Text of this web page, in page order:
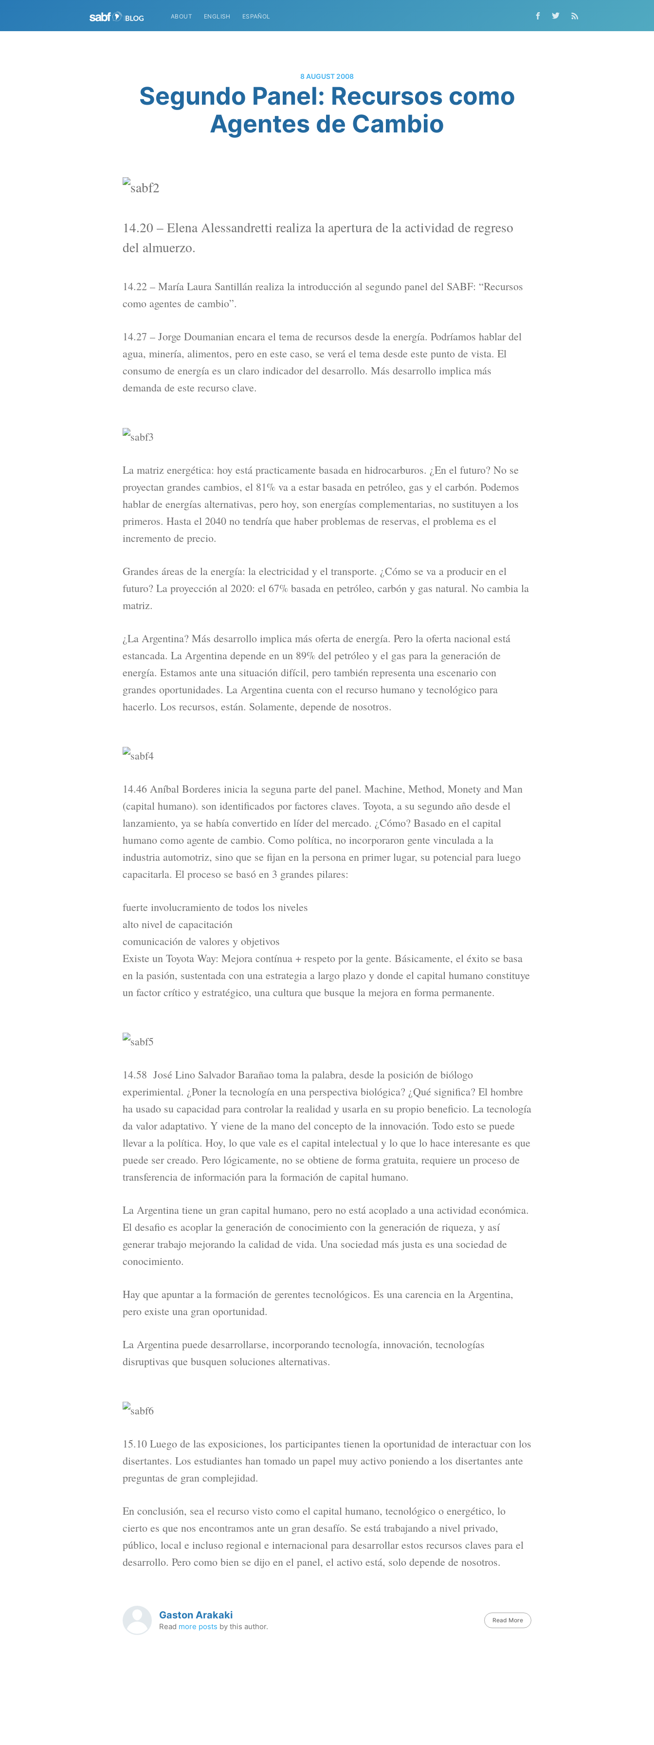
ABOUT ENGLISH ESPAÑOL
8 AUGUST 2008
Segundo Panel: Recursos como
Agentes de Cambio
14.20 – Elena Alessandretti realiza la apertura de la actividad de regreso
del almuerzo.
14.22 – María Laura Santillán realiza la introducción al segundo panel del SABF: “Recursos
como agentes de cambio”.
14.27 – Jorge Doumanian encara el tema de recursos desde la energía. Podríamos hablar del
agua, minería, alimentos, pero en este caso, se verá el tema desde este punto de vista. El
consumo de energía es un claro indicador del desarrollo. Más desarrollo implica más
demanda de este recurso clave.
La matriz energética: hoy está practicamente basada en hidrocarburos. ¿En el futuro? No se
proyectan grandes cambios, el 81% va a estar basada en petróleo, gas y el carbón. Podemos
hablar de energías alternativas, pero hoy, son energías complementarias, no sustituyen a los
primeros. Hasta el 2040 no tendría que haber problemas de reservas, el problema es el
incremento de precio.
Grandes áreas de la energía: la electricidad y el transporte. ¿Cómo se va a producir en el
futuro? La proyección al 2020: el 67% basada en petróleo, carbón y gas natural. No cambia la
matriz.
¿La Argentina? Más desarrollo implica más oferta de energía. Pero la oferta nacional está
estancada. La Argentina depende en un 89% del petróleo y el gas para la generación de
energía. Estamos ante una situación difícil, pero también representa una escenario con
grandes oportunidades. La Argentina cuenta con el recurso humano y tecnológico para
hacerlo. Los recursos, están. Solamente, depende de nosotros.
14.46 Aníbal Borderes inicia la seguna parte del panel. Machine, Method, Monety and Man
(capital humano). son identificados por factores claves. Toyota, a su segundo año desde el
lanzamiento, ya se había convertido en líder del mercado. ¿Cómo? Basado en el capital
humano como agente de cambio. Como política, no incorporaron gente vinculada a la
industria automotriz, sino que se fijan en la persona en primer lugar, su potencial para luego
capacitarla. El proceso se basó en 3 grandes pilares:
fuerte involucramiento de todos los niveles
alto nivel de capacitación
comunicación de valores y objetivos
Existe un Toyota Way: Mejora contínua + respeto por la gente. Básicamente, el éxito se basa
en la pasión, sustentada con una estrategia a largo plazo y donde el capital humano constituye
un factor crítico y estratégico, una cultura que busque la mejora en forma permanente.
14.58 José Lino Salvador Barañao toma la palabra, desde la posición de biólogo
experimiental. ¿Poner la tecnología en una perspectiva biológica? ¿Qué significa? El hombre
ha usado su capacidad para controlar la realidad y usarla en su propio beneficio. La tecnología
da valor adaptativo. Y viene de la mano del concepto de la innovación. Todo esto se puede
llevar a la política. Hoy, lo que vale es el capital intelectual y lo que lo hace interesante es que
puede ser creado. Pero lógicamente, no se obtiene de forma gratuita, requiere un proceso de
transferencia de información para la formación de capital humano.
La Argentina tiene un gran capital humano, pero no está acoplado a una actividad económica.
El desafio es acoplar la generación de conocimiento con la generación de riqueza, y así
generar trabajo mejorando la calidad de vida. Una sociedad más justa es una sociedad de
conocimiento.
Hay que apuntar a la formación de gerentes tecnológicos. Es una carencia en la Argentina,
pero existe una gran oportunidad.
La Argentina puede desarrollarse, incorporando tecnología, innovación, tecnologías
disruptivas que busquen soluciones alternativas.
15.10 Luego de las exposiciones, los participantes tienen la oportunidad de interactuar con los
disertantes. Los estudiantes han tomado un papel muy activo poniendo a los disertantes ante
preguntas de gran complejidad.
En conclusión, sea el recurso visto como el capital humano, tecnológico o energético, lo
cierto es que nos encontramos ante un gran desafío. Se está trabajando a nivel privado,
público, local e incluso regional e internacional para desarrollar estos recursos claves para el
desarrollo. Pero como bien se dijo en el panel, el activo está, solo depende de nosotros.
Gaston Arakaki
Read more posts by this author.
Read More